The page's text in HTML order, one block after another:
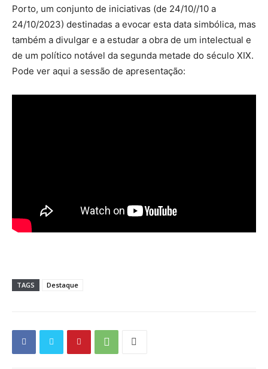
Porto, um conjunto de iniciativas (de 24/10//10 a
24/10/2023) destinadas a evocar esta data simbólica, mas
também a divulgar e a estudar a obra de um intelectual e
de um político notável da segunda metade do século XIX.
Pode ver aqui a sessão de apresentação:
TAGS Destaque